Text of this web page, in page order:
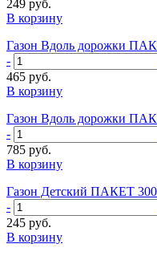
249 руб.
В корзину
Газон Вдоль дорожки
-
465 руб.
В корзину
Газон Вдоль дорожки
-
785 руб.
В корзину
Газон Детский ПАКЕТ
-
245 руб.
В корзину